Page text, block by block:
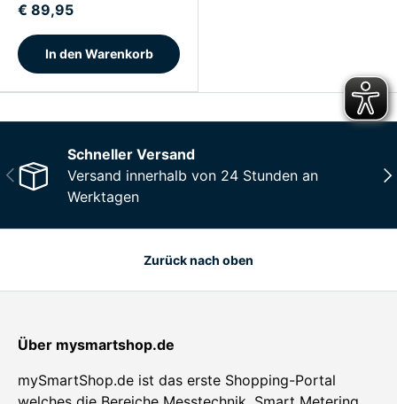
€ 89,95
In den Warenkorb
Vorherige
Schneller Versand
Versand innerhalb von 24 Stunden an
Werktagen
Zurück nach oben
Über mysmartshop.de
mySmartShop.de ist das erste Shopping-Portal